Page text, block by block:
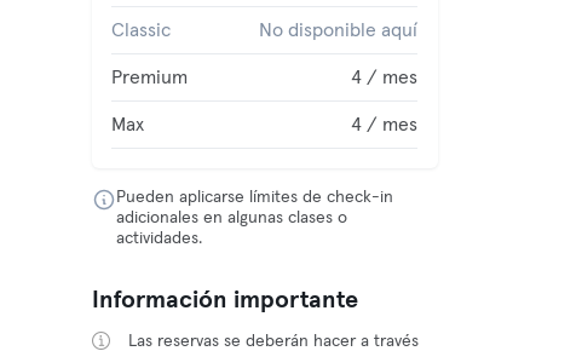
Classic No disponible aquí
Premium 4 / mes
Max 4 / mes
Pueden aplicarse límites de check-in
adicionales en algunas clases o
actividades.
Información importante
Las reservas se deberán hacer a través